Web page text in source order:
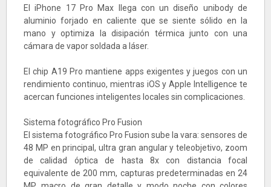
El iPhone 17 Pro Max llega con un diseño unibody de
aluminio forjado en caliente que se siente sólido en la
mano y optimiza la disipación térmica junto con una
cámara de vapor soldada a láser.
El chip A19 Pro mantiene apps exigentes y juegos con un
rendimiento continuo, mientras iOS y Apple Intelligence te
acercan funciones inteligentes locales sin complicaciones.
Sistema fotográfico Pro Fusion
El sistema fotográfico Pro Fusion sube la vara: sensores de
48 MP en principal, ultra gran angular y teleobjetivo, zoom
de calidad óptica de hasta 8x con distancia focal
equivalente de 200 mm, capturas predeterminadas en 24